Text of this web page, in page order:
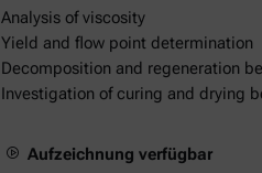
Analysis of viscosity
Yield and flow point determination
Decomposition and regeneration
Investigation of curing and drying
Aufzeichnung verfügbar